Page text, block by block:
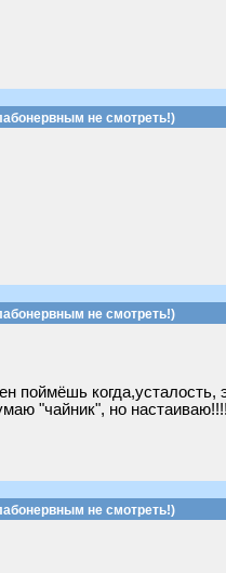
не смотреть!)
не смотреть!)
поймёшь
"чайник", но
не смотреть!)